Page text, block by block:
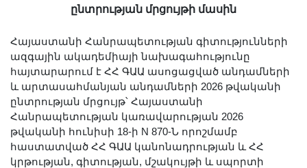
Հրատարակություններ
Հիմնադրամներ
Գիտաժողովներ
Մրցույթներ
Միջազգային
համագործակցություն
Երիտասարդական
ծրագրեր
ընտրության մրցույթի մասին
Հայաստանի Հանրապետության գիտությունների
ազգային ակադեմիայի նախագահությունը
հայտարարում է ՀՀ ԳԱԱ ասոցացված անդամների
և արտասահմանյան անդամների 2026 թվականի
ընտրության մրցույթ՝ Հայաստանի
Հանրապետության կառավարության 2026
թվականի հունիսի 18-ի N 870-Ն որոշմամբ
հաստատված ՀՀ ԳԱԱ կանոնադրության և ՀՀ
կրթության, գիտության, մշակույթի և սպորտի